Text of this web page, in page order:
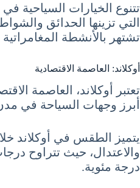
تتنوع الخيارات السياحية في
التي تزينها الحدائق
تشتهر بالأنشطة المغامراتية
أوكلاند: العاصمة الاقتصادية
تعتبر أوكلاند، العاصمة
أبرز وجهات السياحة في
يتميز الطقس في أوكلاند
درجة مئوية.